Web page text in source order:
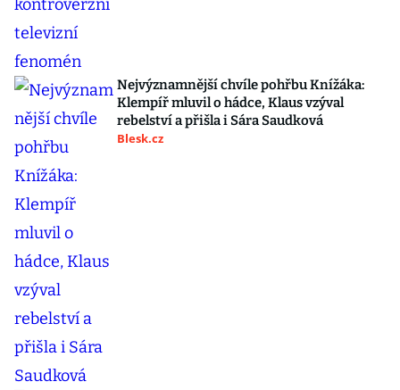
Nejvýznamnější chvíle pohřbu Knížáka:
Klempíř mluvil o hádce, Klaus vzýval
rebelství a přišla i Sára Saudková
Blesk.cz